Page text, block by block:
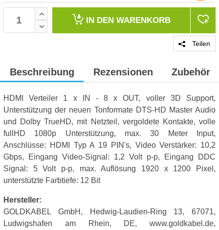
IN DEN WARENKORB
Teilen
Beschreibung Rezensionen Zubehör
HDMI Verteiler 1 x IN - 8 x OUT, voller 3D Support,
Unterstützung der neuen Tonformate DTS-HD Master Audio
und Dolby TrueHD, mit Netzteil, vergoldete Kontakte, volle
fullHD 1080p Unterstützung, max. 30 Meter Input,
Anschlüsse: HDMI Typ A 19 PIN's, Video Verstärker: 10,2
Gbps, Eingang Video-Signal: 1,2 Volt p-p, Eingang DDC
Signal: 5 Volt p-p, max. Auflösung 1920 x 1200 Pixel,
unterstützte Farbtiefe: 12 Bit
Hersteller:
GOLDKABEL GmbH, Hedwig-Laudien-Ring 13, 67071,
Ludwigshafen am Rhein, DE, www.goldkabel.de,